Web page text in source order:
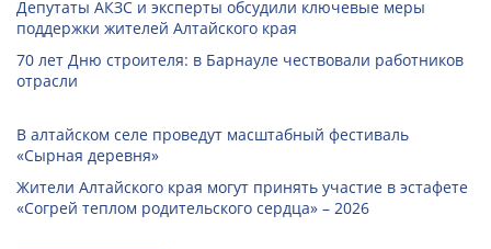
Депутаты АКЗС и эксперты обсудили ключевые меры
поддержки жителей Алтайского края
70 лет Дню строителя: в Барнауле чествовали работников
отрасли
В алтайском селе проведут масштабный фестиваль
«Сырная деревня»
Жители Алтайского края могут принять участие в эстафете
«Согрей теплом родительского сердца» – 2026